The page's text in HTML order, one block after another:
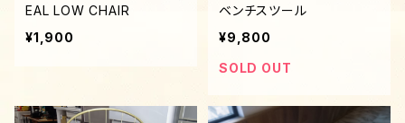
EAL LOW CHAIR
¥1,900
ベンチスツール
¥9,800
SOLD OUT